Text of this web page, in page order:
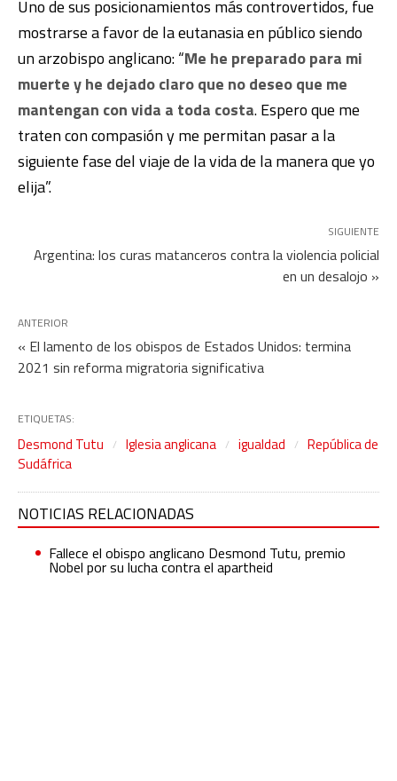
Uno de sus posicionamientos más controvertidos, fue
mostrarse a favor de la eutanasia en público siendo
un arzobispo anglicano: “Me he preparado para mi
muerte y he dejado claro que no deseo que me
mantengan con vida a toda costa. Espero que me
traten con compasión y me permitan pasar a la
siguiente fase del viaje de la vida de la manera que yo
elija”.
SIGUIENTE
Argentina: los curas matanceros contra la violencia policial
en un desalojo »
ANTERIOR
« El lamento de los obispos de Estados Unidos: termina
2021 sin reforma migratoria significativa
ETIQUETAS:
Desmond Tutu Iglesia anglicana igualdad
República de
Sudáfrica
NOTICIAS RELACIONADAS
Fallece el obispo anglicano Desmond Tutu, premio
Nobel por su lucha contra el apartheid